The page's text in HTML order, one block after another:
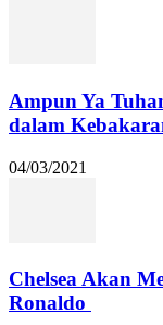
Ampun Ya
dalam
04/03/2021
Chelsea Akan
Ronaldo